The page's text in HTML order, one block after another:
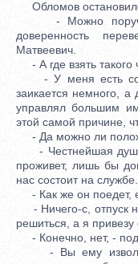
Обломов
- Можно
доверенность
Матвеевич.
- А где взять такого
- У меня есть
заикается немного,
управлял большим
этой самой причине,
- Да можно ли
- Честнейшая душа,
проживет, лишь бы
нас состоит на службе.
- Как же он поедет,
- Ничего-с, отпуск
решиться, а я
- Конечно, нет, -
- Вы ему